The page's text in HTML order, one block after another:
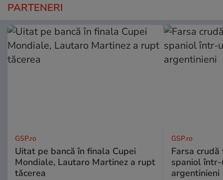
PARTENERI
GSP.ro
Uitat pe bancă în finala Cupei
Mondiale, Lautaro Martinez a rupt
tăcerea
GSP.ro
Farsa
spaniol într-
argentinieni